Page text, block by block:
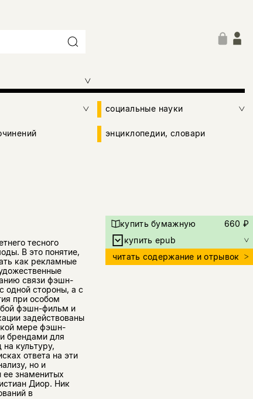
социальные науки
энциклопедии, словари
тесного
В это понятие,
как рекламные
связи фэшн-
одной стороны, а с
при особом
фэшн-фильм и
задействованы
мере фэшн-
брендами для
культуру,
ответа на эти
но и
ее знаменитых
Диор. Ник
в
купить бумажную
660 ₽
купить epub
читать содержание и отрывок